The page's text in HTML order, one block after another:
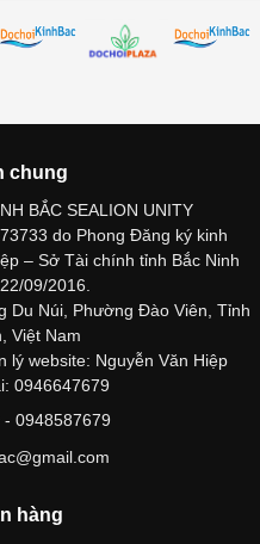
chung
BẮC SEALION UNITY
do Phong Đăng ký kinh
– Sở Tài chính tỉnh Bắc Ninh
09/2016.
Du Núi, Phường Đào Viên, Tỉnh
Việt Nam
lý website: Nguyễn Văn Hiệp
0946647679
0948587679
hàng